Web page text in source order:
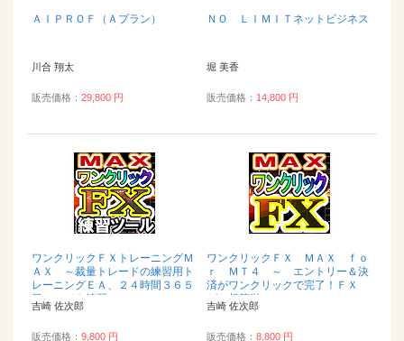
ＡＩＰＲＯＦ（Ａプラン）
川合 翔太
販売価格： 29,800 円
ＮＯ ＬＩＭＩＴネットビジネス
堀 美香
販売価格： 14,800 円
ワンクリックＦＸトレーニングＭ
ＡＸ ～裁量トレードの練習用ト
レーニングＥＡ、２４時間３６５
日いつでも練習...
吉崎 佐次郎
販売価格： 9,800 円
ワンクリックＦＸ ＭＡＸ ｆｏ
ｒ ＭＴ４ ～ エントリー＆決
済がワンクリックで完了！ＦＸ
が、超簡単に！...
吉崎 佐次郎
販売価格： 8,800 円